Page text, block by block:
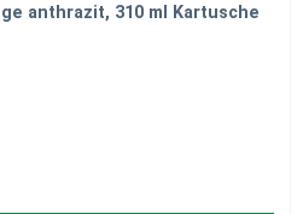
anthrazit, 310 ml Kartusche